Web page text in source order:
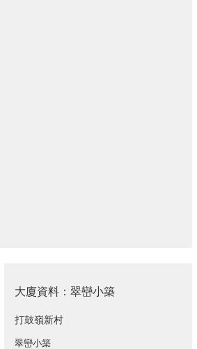
大廈資料：翠巒小築
打鼓嶺新村
翠巒小築